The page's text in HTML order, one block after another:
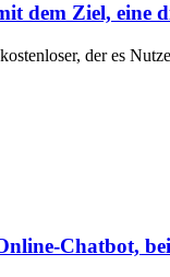
dem Ziel, eine
der es
Chatbot,